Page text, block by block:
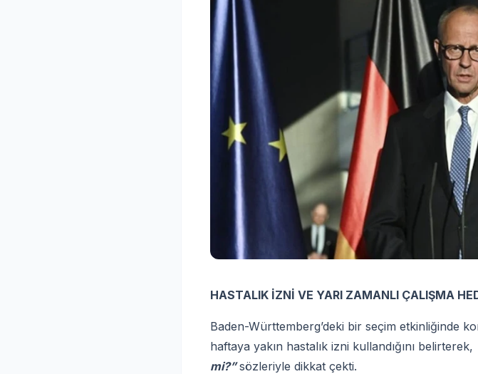
HASTALIK İZNİ VE YARI ZAMANLI ÇALIŞMA
Baden-Württemberg’deki bir seçim etkinliğinde
haftaya yakın hastalık izni kullandığını belirterek,
mi?”sözleriyle dikkat çekti.